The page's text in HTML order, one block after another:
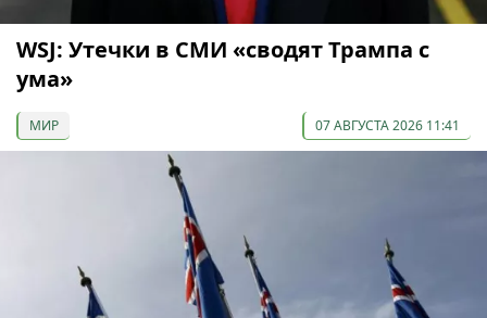
WSJ: Утечки в СМИ «сводят Трампа с
ума»
МИР 07 АВГУСТА 2026 11:41